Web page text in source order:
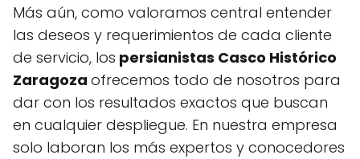
Más aún, como valoramos central entender
las deseos y requerimientos de cada cliente
de servicio, los persianistas Casco Histórico
Zaragoza ofrecemos todo de nosotros para
dar con los resultados exactos que buscan
en cualquier despliegue. En nuestra empresa
solo laboran los más expertos y conocedores